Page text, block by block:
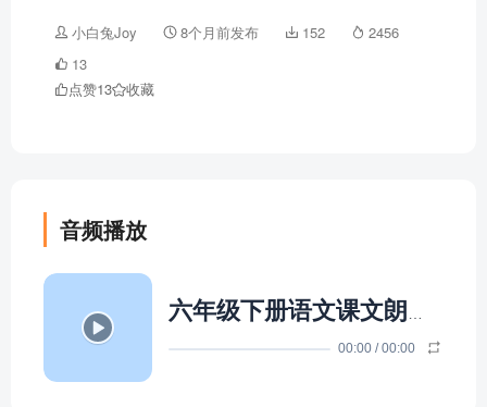
小白兔Joy 8个月前发布 152
2456
13
点赞13 收藏
音频播放
00:00 /00:00